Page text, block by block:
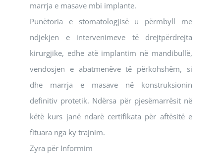
marrja e masave mbi implante.
Punëtoria e stomatologjisë u përmbyll me
ndjekjen e intervenimeve të drejtpërdrejta
kirurgjike, edhe atë implantim në mandibullë,
vendosjen e abatmenëve të përkohshëm, si
dhe marrja e masave në konstruksionin
definitiv protetik. Ndërsa për pjesëmarrësit në
këtë kurs janë ndarë certifikata për aftësitë e
fituara nga ky trajnim.
Zyra për Informim